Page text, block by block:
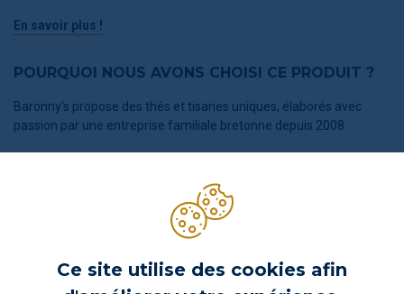
Ce site utilise des cookies afin
En savoir plus !
POURQUOI NOUS AVONS CHOISI CE PRODUIT ?
Baronny's propose des thés et tisanes uniques, élaborés avec
passion par une entreprise familiale bretonne depuis 2008.
gourmandes. Choisissez Baronny's pour découvrir l'excellence
artisanale et l'innovation en chaque tasse.